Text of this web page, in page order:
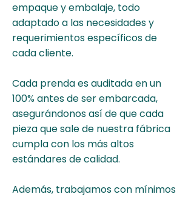
empaque y embalaje, todo
adaptado a las necesidades y
requerimientos específicos de
cada cliente.
Cada prenda es auditada en un
100% antes de ser embarcada,
asegurándonos así de que cada
pieza que sale de nuestra fábrica
cumpla con los más altos
estándares de calidad.
Además, trabajamos con mínimos